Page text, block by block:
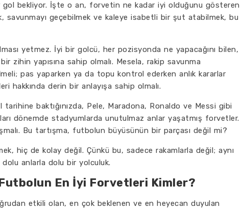
bekliyor. İşte o an, forvetin ne kadar iyi olduğunu gösteren
savunmayı geçebilmek ve kaleye isabetli bir şut atabilmek, bu
yetmez. İyi bir golcü, her pozisyonda ne yapacağını bilen,
zihin yapısına sahip olmalı. Mesela, rakip savunma
pas yaparken ya da topu kontrol ederken anlık kararlar
hakkında derin bir anlayışa sahip olmalı.
baktığınızda, Pele, Maradona, Ronaldo ve Messi gibi
dönemde stadyumlarda unutulmaz anlar yaşatmış forvetler.
Bu tartışma, futbolun büyüsünün bir parçası değil mi?
hiç de kolay değil. Çünkü bu, sadece rakamlarla değil; aynı
anlarla dolu bir yolculuk.
Futbolun En İyi Forvetleri Kimler?
etkili olan, en çok beklenen ve en heyecan duyulan